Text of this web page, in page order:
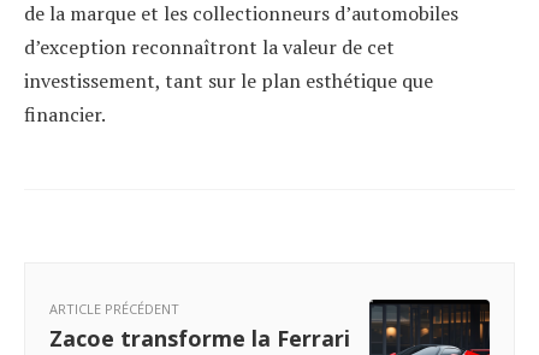
de la marque et les collectionneurs d’automobiles
d’exception reconnaîtront la valeur de cet
investissement, tant sur le plan esthétique que
financier.
ARTICLE PRÉCÉDENT
Zacoe transforme la Ferrari